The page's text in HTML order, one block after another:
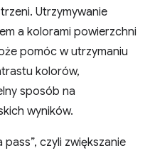
Utrzymywanie
a kolorami powierzchni
pomóc w utrzymaniu
kolorów,
sposób na
wyników.
czyli zwiększanie